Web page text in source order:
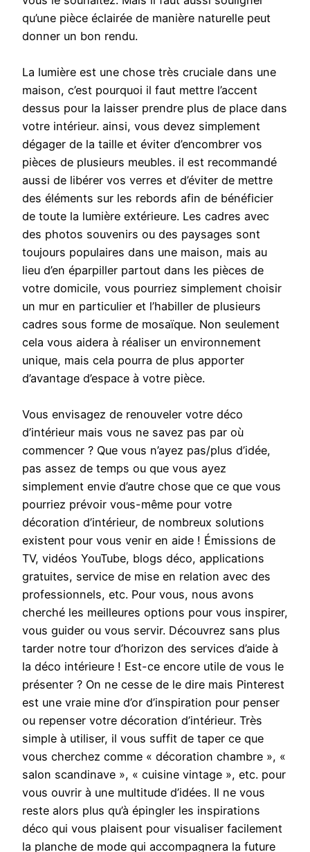
qu’une pièce éclairée de manière naturelle peut
donner un bon rendu.
La lumière est une chose très cruciale dans une
maison, c’est pourquoi il faut mettre l’accent
dessus pour la laisser prendre plus de place dans
votre intérieur. ainsi, vous devez simplement
dégager de la taille et éviter d’encombrer vos
pièces de plusieurs meubles. il est recommandé
aussi de libérer vos verres et d’éviter de mettre
des éléments sur les rebords afin de bénéficier
de toute la lumière extérieure. Les cadres avec
des photos souvenirs ou des paysages sont
toujours populaires dans une maison, mais au
lieu d’en éparpiller partout dans les pièces de
votre domicile, vous pourriez simplement choisir
un mur en particulier et l’habiller de plusieurs
cadres sous forme de mosaïque. Non seulement
cela vous aidera à réaliser un environnement
unique, mais cela pourra de plus apporter
d’avantage d’espace à votre pièce.
Vous envisagez de renouveler votre déco
d’intérieur mais vous ne savez pas par où
commencer ? Que vous n’ayez pas/plus d’idée,
pas assez de temps ou que vous ayez
simplement envie d’autre chose que ce que vous
pourriez prévoir vous-même pour votre
décoration d’intérieur, de nombreux solutions
existent pour vous venir en aide ! Émissions de
TV, vidéos YouTube, blogs déco, applications
gratuites, service de mise en relation avec des
professionnels, etc. Pour vous, nous avons
cherché les meilleures options pour vous inspirer,
vous guider ou vous servir. Découvrez sans plus
tarder notre tour d’horizon des services d’aide à
la déco intérieure ! Est-ce encore utile de vous le
présenter ? On ne cesse de le dire mais Pinterest
est une vraie mine d’or d’inspiration pour penser
ou repenser votre décoration d’intérieur. Très
simple à utiliser, il vous suffit de taper ce que
vous cherchez comme « décoration chambre », «
salon scandinave », « cuisine vintage », etc. pour
vous ouvrir à une multitude d’idées. Il ne vous
reste alors plus qu’à épingler les inspirations
déco qui vous plaisent pour visualiser facilement
la planche de mode qui accompagnera la future